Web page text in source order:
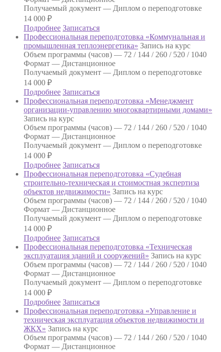
Получаемый документ — Диплом о переподготовке
14 000 ₽
Подробнее Записаться
Профессиональная переподготовка «Коммунальная и
промышленная теплоэнергетика» Запись на курс
Объем программы (часов) — 72 / 144 / 260 / 520 / 1040
Формат — Дистанционное
Получаемый документ — Диплом о переподготовке
14 000 ₽
Подробнее Записаться
Профессиональная переподготовка «Менеджмент
организации-управлению многоквартирными домами»
Запись на курс
Объем программы (часов) — 72 / 144 / 260 / 520 / 1040
Формат — Дистанционное
Получаемый документ — Диплом о переподготовке
14 000 ₽
Подробнее Записаться
Профессиональная переподготовка «Судебная
строительно-техническая и стоимостная экспертиза
объектов недвижимости» Запись на курс
Объем программы (часов) — 72 / 144 / 260 / 520 / 1040
Формат — Дистанционное
Получаемый документ — Диплом о переподготовке
14 000 ₽
Подробнее Записаться
Профессиональная переподготовка «Техническая
эксплуатация зданий и сооружений» Запись на курс
Объем программы (часов) — 72 / 144 / 260 / 520 / 1040
Формат — Дистанционное
Получаемый документ — Диплом о переподготовке
14 000 ₽
Подробнее Записаться
Профессиональная переподготовка «Управление и
техническая эксплуатация объектов недвижимости и
ЖКХ» Запись на курс
Объем программы (часов) — 72 / 144 / 260 / 520 / 1040
Формат — Дистанционное